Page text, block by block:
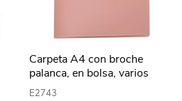
Carpeta A4 con broche
palanca, en bolsa, varios
colores
E2743